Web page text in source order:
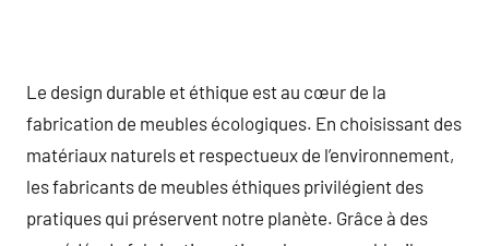
Le design durable et éthique est au cœur de la
fabrication de meubles écologiques. En choisissant des
matériaux naturels et respectueux de l’environnement,
les fabricants de meubles éthiques privilégient des
pratiques qui préservent notre planète. Grâce à des